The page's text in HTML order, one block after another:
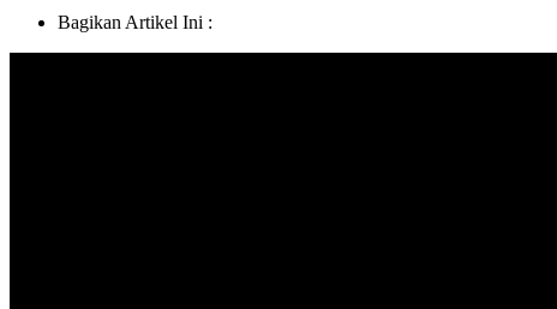
Bagikan Artikel Ini :